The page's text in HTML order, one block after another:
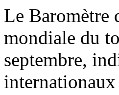
Le Baromètre
mondiale du
septembre,
internationaux